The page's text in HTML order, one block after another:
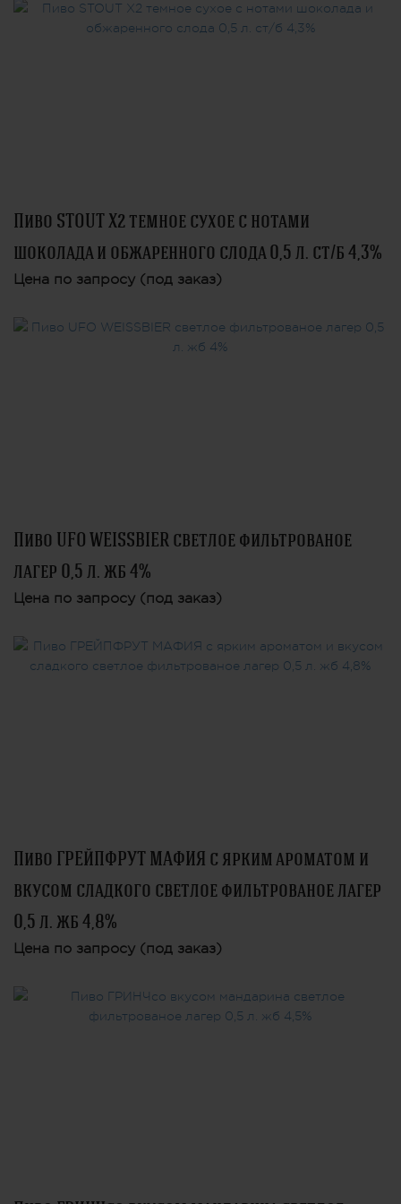
Пиво STOUT X2 темное сухое с нотами
шоколада и обжаренного слода 0,5 л. ст/б 4,3%
Цена по запросу (под заказ)
Пиво UFO WEISSBIER светлое фильтрованое
лагер 0,5 л. жб 4%
Цена по запросу (под заказ)
Пиво ГРЕЙПФРУТ МАФИЯ с ярким ароматом и
вкусом сладкого светлое фильтрованое лагер
0,5 л. жб 4,8%
Цена по запросу (под заказ)